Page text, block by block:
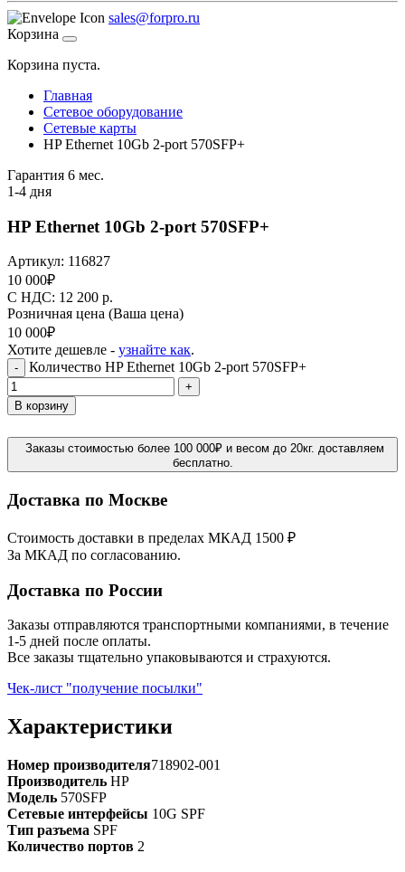
sales@forpro.ru
Корзина
Корзина пуста.
Главная
Сетевое оборудование
Сетевые карты
HP Ethernet 10Gb 2-port 570SFP+
Гарантия 6 мес.
1-4 дня
HP Ethernet 10Gb 2-port 570SFP+
Артикул: 116827
10 000₽
C НДС: 12 200 р.
Розничная цена (Ваша цена)
10 000₽
Хотите дешевле - узнайте как.
- Количество HP Ethernet 10Gb 2-port 570SFP+
+
В корзину
Заказы стоимостью более 100 000₽ и весом до 20кг. доставляем
бесплатно.
Доставка по Москве
Стоимость доставки в пределах МКАД 1500 ₽
За МКАД по согласованию.
Доставка по России
Заказы отправляются транспортными компаниями, в течение
1-5 дней после оплаты.
Все заказы тщательно упаковываются и страхуются.
Чек-лист "получение посылки"
Характеристики
Номер производителя718902-001
Производитель HP
Модель 570SFP
Сетевые интерфейсы 10G SPF
Тип разъема SPF
Количество портов 2